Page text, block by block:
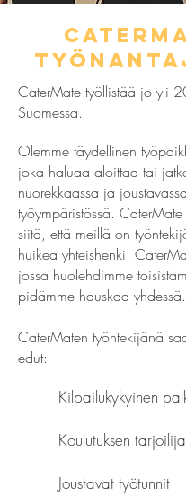
CaterMate työllistää jo yli
Suomessa.
Olemme täydellinen
joka haluaa aloittaa tai
nuorekkaassa ja joustavassa
työympäristössä. CaterMate
siitä, että meillä on
huikea yhteishenki.
jossa huolehdimme
pidämme hauskaa yhdessä.
CaterMaten työntekijänä
edut:
Kilpailukykyinen
Koulutuksen
Joustavat työtunnit​